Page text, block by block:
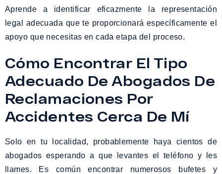
Aprende a identificar eficazmente la representación
legal adecuada que te proporcionará específicamente el
apoyo que necesitas en cada etapa del proceso.
Cómo Encontrar El Tipo
Adecuado De Abogados De
Reclamaciones Por
Accidentes Cerca De Mí
Solo en tu localidad, probablemente haya cientos de
abogados esperando a que levantes el teléfono y les
llames. Es común encontrar numerosos bufetes y